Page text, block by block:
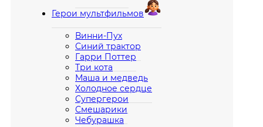
Герои мультфильмов
Винни-Пух
Синий трактор
Гарри Поттер
Три кота
Маша и медведь
Холодное сердце
Супергерои
Смешарики
Чебурашка